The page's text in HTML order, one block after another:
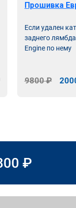
Прошивка
Если удален
заднего
Engine по нему
9800 ₽
₽